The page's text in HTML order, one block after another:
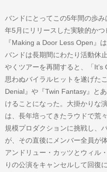
バンドにとってこの5年間の歩
年5月にリリースした実験的か
『Making a Door Less Open』
バンドは長期間にわたり活動休
やくツアーを再開すると、「
思わぬバイラルヒットを遂げた
Denial』や『Twin Fantasy』と
けることになった。大掛かりな
は、長年培ってきたラウドで荒
規模プロダクションに挑戦し、
が、その直後にメンバー全員が
アンドリュー・カッツとウィル
りの公演をキャンセルして回復